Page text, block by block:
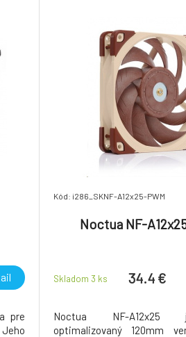
pre
Kód: i286_SKNF-A12x25-PWM
Noctua NF-
Skladom 3 ks 34.4 €
Noctua NF-A12x25
optimalizovaný 120mm